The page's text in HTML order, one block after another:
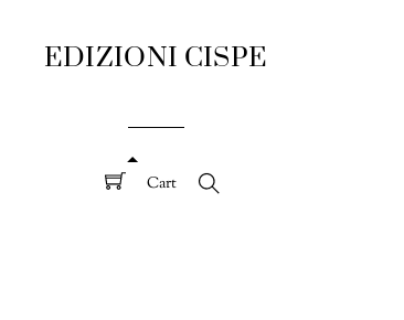
EDIZIONI CISPE
Cart